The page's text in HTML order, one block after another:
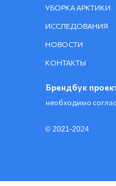
© 2021-2024
ИССЛЕДОВАНИЯ
УБОРКА АРКТИКИ
КОНТАКТЫ
НОВОСТИ
Брендбук
необходимо